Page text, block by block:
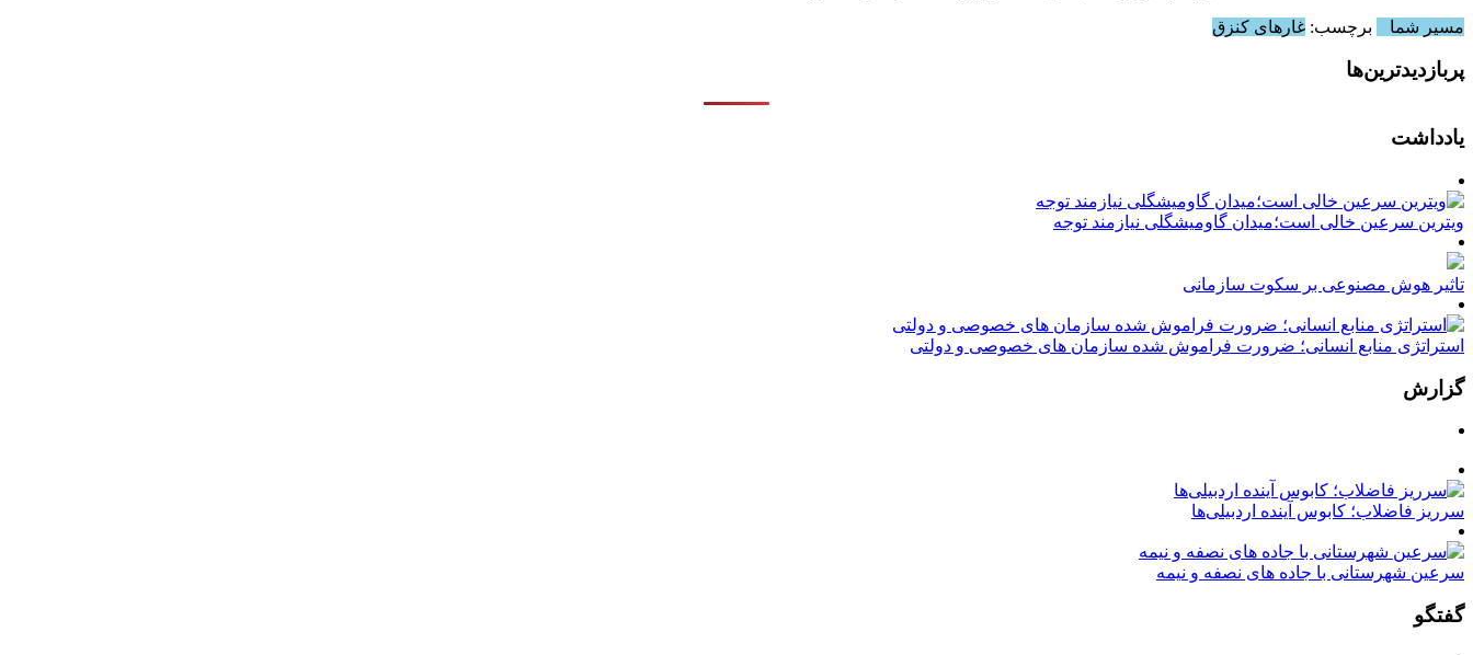
مسیر شما
برچسب: غارهای کنزق
پربازدیدترین‌ها
یادداشت
ویترین سرعین خالی است؛میدان گاومیشگلی نیازمند توجه
تاثیر هوش مصنوعی بر سکوت سازمانی
استراتژی منابع انسانی؛ ضرورت فراموش شده سازمان های خصوصی و دولتی
گزارش
سرریز فاضلاب؛ کابوس آینده اردبیلی‌ها
سرعین شهرستانی با جاده های نصفه و نیمه
گفتگو